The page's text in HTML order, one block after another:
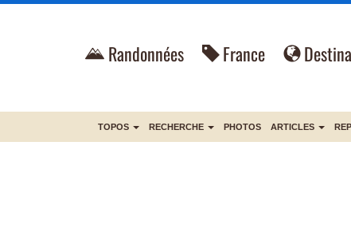
Randonnées France
TOPOS RECHERCHE PHOTOS ARTICLES